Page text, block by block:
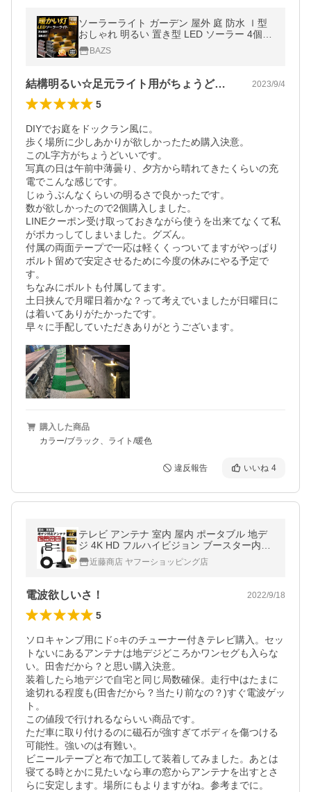
ソーラーライト ガーデン 屋外 庭 防水 ｌ型
おしゃれ 明るい 置き型 LED ソーラー 4個
セット センサー 塀 階段 防犯 玄関 野外 足元
家 BAZS
結構明るい☆足元ライト用がちょうどいい！ 2023/9/4
5
DIYでお庭をドックラン風に。
歩く場所に少しあかりが欲しかったため購入決意。
このL字方がちょうどいいです。
写真の日は午前中薄曇り、夕方から晴れてきたくらいの充
電でこんな感じです。
じゅうぶんなくらいの明るさで良かったです。
数が欲しかったので2個購入しました。
LINEクーポン受け取っておきながら使うを出来てなくて私
がポカっしてしまいました。グズん。
付属の両面テープで一応は軽くくっついてますがやっぱり
ボルト留めで安定させるために今度の休みにやる予定で
す。
ちなみにボルトも付属してます。
土日挟んで月曜日着かな？って考えでいましたが日曜日に
は着いてありがたかったです。
早々に手配していただきありがとうございます。
購入した商品
カラー/ブラック、ライト/暖色
違反報告 いいね 4
テレビ アンテナ 室内 屋内 ポータブル 地デ
ジ 4K HD フルハイビジョン ブースター内蔵
磁石付き 車載 デジタル放送 USB給電 F型コ
ネクター ルーフ 取付
近藤商店 ヤフーショッピング店
電波欲しいさ！ 2022/9/18
5
ソロキャンプ用にド○キのチューナー付きテレビ購入。セッ
トないにあるアンテナは地デジどころかワンセグも入らな
い。田舎だから？と思い購入決意。
装着したら地デジで自宅と同じ局数確保。走行中はたまに
途切れる程度も(田舎だから？当たり前なの？)すぐ電波ゲッ
ト。
この値段で行けれるならいい商品です。
ただ車に取り付けるのに磁石が強すぎてボディを傷つける
可能性。強いのは有難い。
ビニールテープと布で加工して装着してみました。あとは
寝てる時とかに見たいなら車の窓からアンテナを出すとさ
らに安定します。場所にもよりますがね。参考までに。